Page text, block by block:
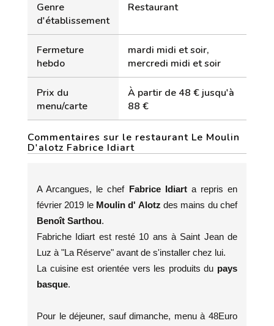
Genre
d'établissement
Restaurant
Fermeture
hebdo
mardi midi et soir,
mercredi midi et soir
Prix du
menu/carte
À partir de 48 € jusqu'à
88 €
Commentaires sur le restaurant Le Moulin
D'alotz Fabrice Idiart
A Arcangues, le chef Fabrice Idiart a repris en
février 2019 le Moulin d' Alotz des mains du chef
Benoît Sarthou.
Fabriche Idiart est resté 10 ans à Saint Jean de
Luz à "La Réserve" avant de s'installer chez lui.
La cuisine est orientée vers les produits du pays
basque.
Pour le déjeuner, sauf dimanche, menu à 48Euro